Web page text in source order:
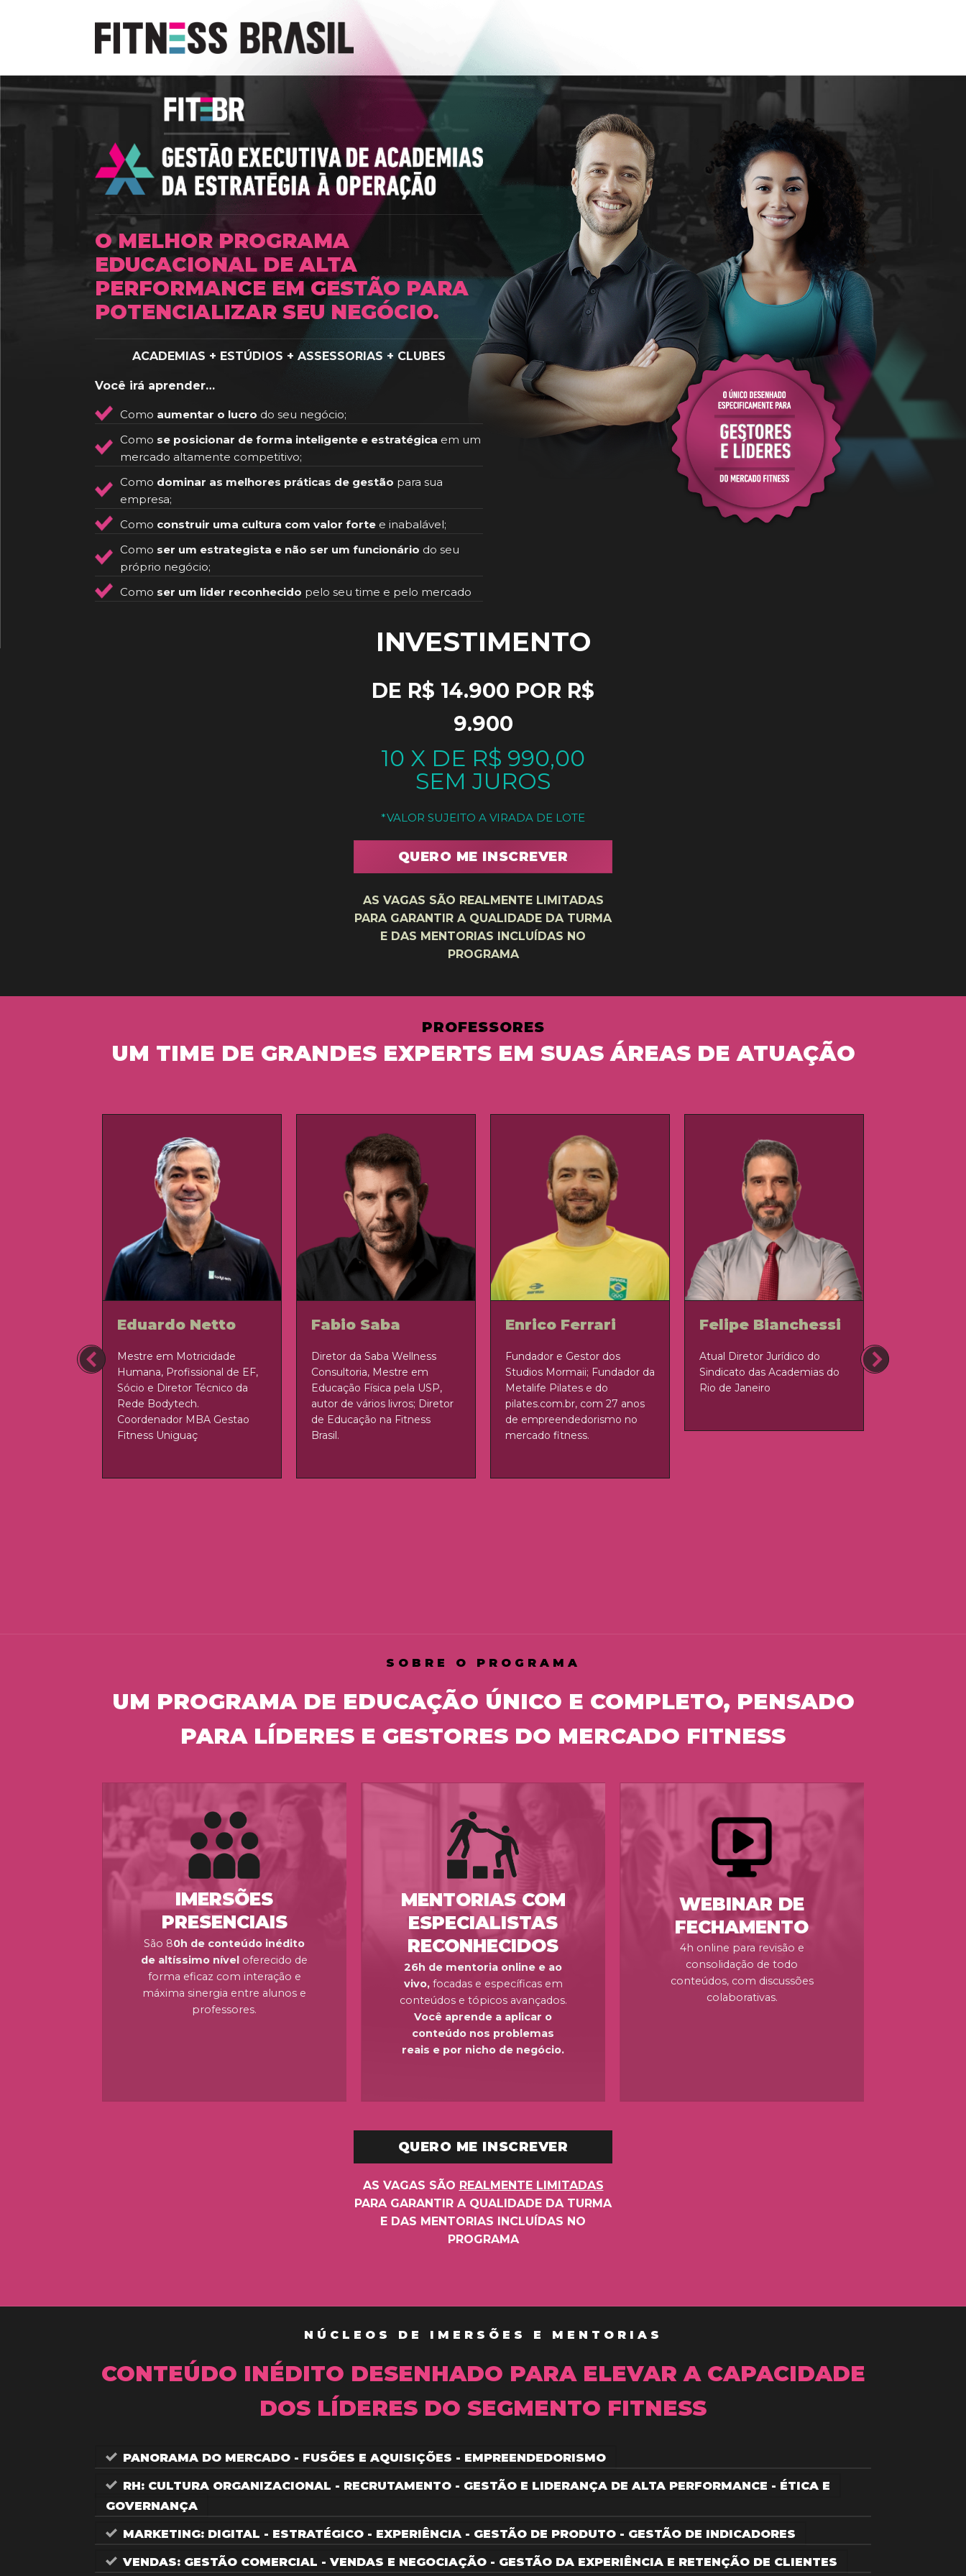
O MELHOR PROGRAMA
EDUCACIONAL DE ALTA
PERFORMANCE EM GESTÃO PARA
POTENCIALIZAR SEU NEGÓCIO.
ACADEMIAS + ESTÚDIOS + ASSESSORIAS + CLUBES
Você irá aprender…
Como aumentar o lucro do seu negócio;
Como se posicionar de forma inteligente e estratégica em um
mercado altamente competitivo;
Como dominar as melhores práticas de gestão para sua
empresa;
Como construir uma cultura com valor forte e inabalável;
Como ser um estrategista e não ser um funcionário do seu
próprio negócio;
Como ser um líder reconhecido pelo seu time e pelo mercado
INVESTIMENTO
DE R$ 14.900 POR R$
9.900
10 X DE R$ 990,00
SEM JUROS
*VALOR SUJEITO A VIRADA DE LOTE
QUERO ME INSCREVER
AS VAGAS SÃO REALMENTE LIMITADAS
PARA GARANTIR A QUALIDADE DA TURMA
E DAS MENTORIAS INCLUÍDAS NO
PROGRAMA
PROFESSORES
UM TIME DE GRANDES EXPERTS EM SUAS ÁREAS DE ATUAÇÃO
Eduardo Netto
Mestre em Motricidade
Humana, Profissional de EF,
Sócio e Diretor Técnico da
Rede Bodytech.
Coordenador MBA Gestao
Fitness Uniguaç
Fabio Saba
Diretor da Saba Wellness
Consultoria, Mestre em
Educação Física pela USP,
autor de vários livros; Diretor
de Educação na Fitness
Brasil.
Enrico Ferrari
Fundador e Gestor dos
Studios Mormaii; Fundador da
Metalife Pilates e do
pilates.com.br, com 27 anos
de empreendedorismo no
mercado fitness.
Felipe Bianchessi
Atual Diretor Jurídico do
Sindicato das Academias do
Rio de Janeiro
SOBRE O PROGRAMA
UM PROGRAMA DE EDUCAÇÃO ÚNICO E COMPLETO, PENSADO
PARA LÍDERES E GESTORES DO MERCADO FITNESS
IMERSÕES
PRESENCIAIS
São 80h de conteúdo inédito
de altíssimo nível oferecido de
forma eficaz com interação e
máxima sinergia entre alunos e
professores.
MENTORIAS COM
ESPECIALISTAS
RECONHECIDOS
26h de mentoria online e ao
vivo,focadas e específicas em
conteúdos e tópicos avançados.
Você aprende a aplicar o
conteúdo nos problemas
reais e por nicho de negócio.
WEBINAR DE
FECHAMENTO
4h online para revisão e
consolidação de todo
conteúdos, com discussões
colaborativas.
QUERO ME INSCREVER
AS VAGAS SÃO REALMENTE LIMITADAS
PARA GARANTIR A QUALIDADE DA TURMA
E DAS MENTORIAS INCLUÍDAS NO
PROGRAMA
NÚCLEOS DE IMERSÕES E MENTORIAS
CONTEÚDO INÉDITO DESENHADO PARA ELEVAR A CAPACIDADE
DOS LÍDERES DO SEGMENTO FITNESS
PANORAMA DO MERCADO - FUSÕES E AQUISIÇÕES - EMPREENDEDORISMO
RH: CULTURA ORGANIZACIONAL - RECRUTAMENTO - GESTÃO E LIDERANÇA DE ALTA PERFORMANCE - ÉTICA E
GOVERNANÇA
MARKETING: DIGITAL - ESTRATÉGICO - EXPERIÊNCIA - GESTÃO DE PRODUTO - GESTÃO DE INDICADORES
VENDAS: GESTÃO COMERCIAL - VENDAS E NEGOCIAÇÃO - GESTÃO DA EXPERIÊNCIA E RETENÇÃO DE CLIENTES